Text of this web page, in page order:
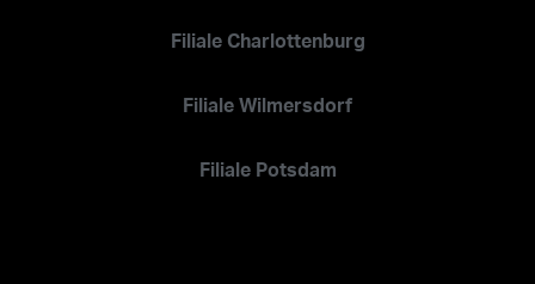
Filiale Charlottenburg
Filiale Wilmersdorf
Filiale Potsdam